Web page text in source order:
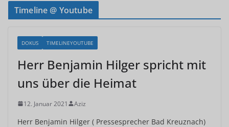
Timeline @ Youtube
DOKUS TIMELINEYOUTUBE
Herr Benjamin Hilger spricht mit
uns über die Heimat
12. Januar 2021 Aziz
Herr Benjamin Hilger ( Pressesprecher Bad Kreuznach)